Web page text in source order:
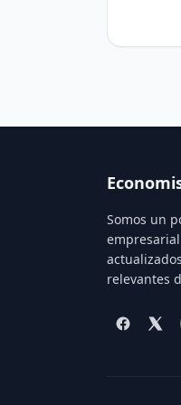
Somos un
relevantes